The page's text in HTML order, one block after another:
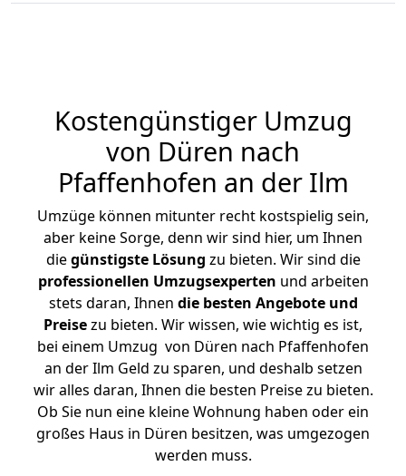
Kostengünstiger Umzug
von Düren nach
Pfaffenhofen an der Ilm
Umzüge können mitunter recht kostspielig sein,
aber keine Sorge, denn wir sind hier, um Ihnen
diegünstigste Lösung zu bieten. Wir sind die
professionellen Umzugsexperten und arbeiten
stets daran, Ihnen die besten Angebote und
Preisezu bieten. Wir wissen, wie wichtig es ist,
bei einem Umzug von Düren nach Pfaffenhofen
an der Ilm Geld zu sparen, und deshalb setzen
wir alles daran, Ihnen die besten Preise zu bieten.
Ob Sie nun eine kleine Wohnung haben oder ein
großes Haus in Düren besitzen, was umgezogen
werden muss.